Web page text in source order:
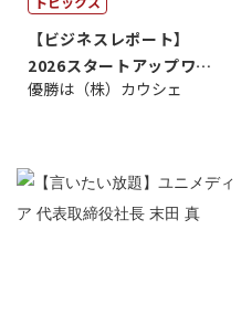
【ビジネスレポート】
2026スタートアップワー
ルドカップ東京
優勝は（株）カウシェ